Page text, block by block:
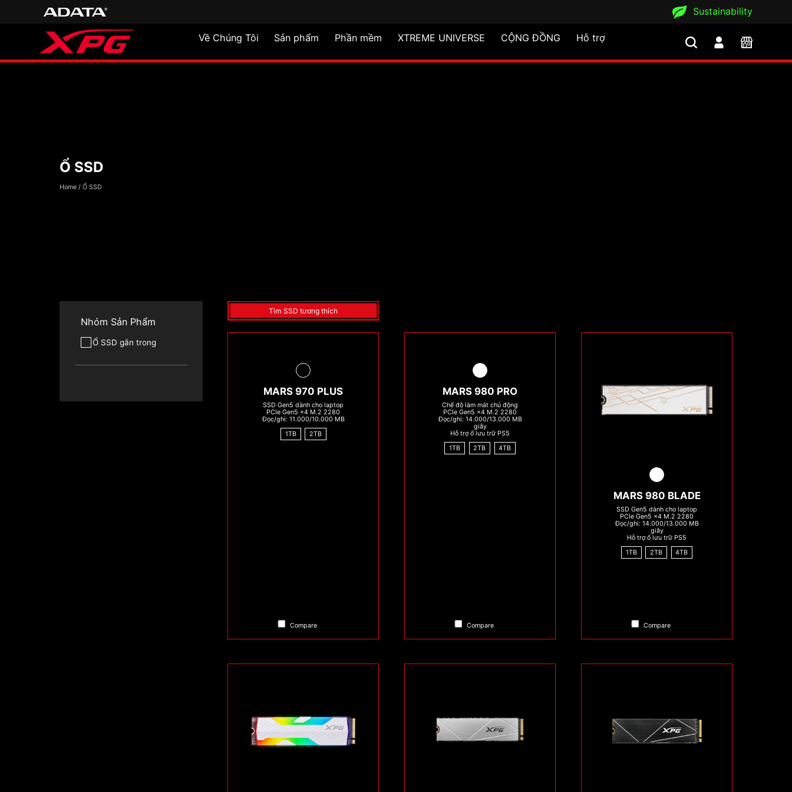
Sustainability
Về Chúng Tôi Sản phẩm Phần mềm XTREME UNIVERSE CỘNG ĐỒNG Hỗ trợ
Ổ SSD
Ổ SSD
Home/ Ổ SSD
Nhóm Sản Phẩm
Ổ SSD gắn trong
Tìm SSD tương thích
MARS 970 PLUS
SSD Gen5 dành cho laptop
PCIe Gen5 x4 M.2 2280
Đọc/ghi: 11.000/10.000 MB
1TB
2TB
Compare
MARS 980 PRO
Chế độ làm mát chủ động
PCIe Gen5 x4 M.2 2280
Đọc/ghi: 14.000/13.000 MB
giây
Hỗ trợ ổ lưu trữ PS5
1TB
2TB 4TB
Compare
MARS 980 BLADE
SSD Gen5 dành cho laptop
PCIe Gen5 x4 M.2 2280
Đọc/ghi: 14.000/13.000 MB
giây
Hỗ trợ ổ lưu trữ PS5
1TB
2TB 4TB
Compare